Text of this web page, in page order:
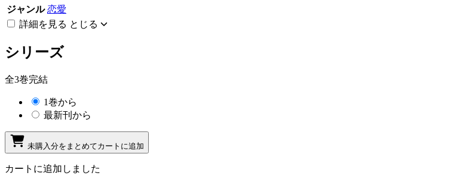
ジャンル 恋愛
詳細を見る とじる
シリーズ
全3巻完結
1巻から
最新刊から
未購入分をまとめてカートに追加
カートに追加しました